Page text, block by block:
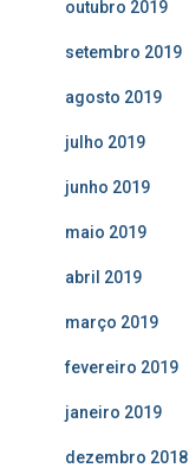
outubro 2019
setembro 2019
agosto 2019
julho 2019
junho 2019
maio 2019
abril 2019
março 2019
fevereiro 2019
janeiro 2019
dezembro 2018